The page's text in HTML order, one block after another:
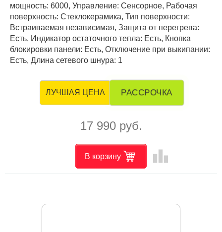
мощность: 6000, Управление: Сенсорное, Рабочая
поверхность: Стеклокерамика, Тип поверхности:
Встраиваемая независимая, Защита от перегрева:
Есть, Индикатор остаточного тепла: Есть, Кнопка
блокировки панели: Есть, Отключение при выкипании:
Есть, Длина сетевого шнура: 1
ЛУЧШАЯ ЦЕНА РАССРОЧКА
17 990 руб.
В корзину leaderboard